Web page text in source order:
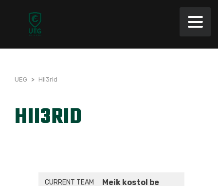
UEG > HiI3rid
HII3RID
CURRENT TEAM Meik kostol be